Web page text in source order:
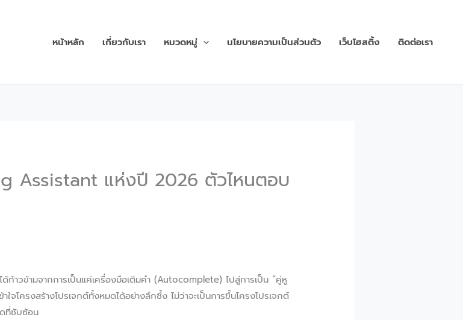
หน้าหลัก เกี่ยวกับเรา หมวดหมู่ นโยบายความเป็นส่วนตัว เว็บโฮสติ้ง ติดต่อเรา
Assistant แห่งปี 2026 ตัวไหนตอบ
วข้ามจากการเป็นแค่เครื่องมือเติมคำ (Autocomplete) ไปสู่การเป็น “คู่หู
จโครงสร้างโปรเจกต์ทั้งหมดได้อย่างลึกซึ้ง ไม่ว่าจะเป็นการขึ้นโครงโปรเจกต์
ที่ซับซ้อน